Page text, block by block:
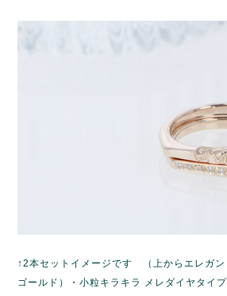
↑2本セットイメージです （上からエレガ
ゴールド）・小粒キラキラ メレダイヤタイ